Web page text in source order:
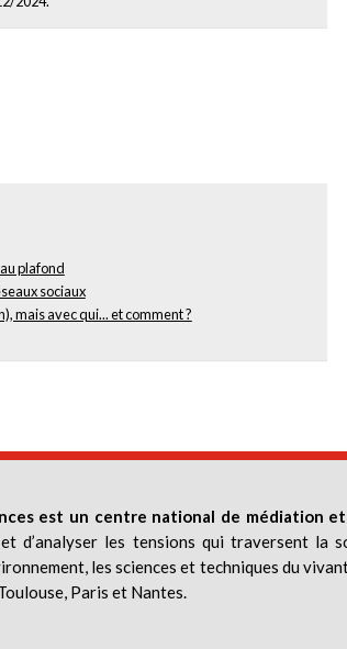
plafond
sociaux
mais avec qui... et comment ?
est un centre national de médiation
d’analyser les tensions qui traversent la
les sciences et techniques du
Paris et Nantes.